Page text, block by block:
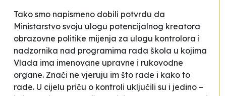
Tako smo napismeno dobili potvrdu da
Ministarstvo svoju ulogu potencijalnog kreatora
obrazovne politike mijenja za ulogu kontrolora i
nadzornika nad programima rada škola u kojima
Vlada ima imenovane upravne i rukovodne
organe. Znači ne vjeruju im što rade i kako to
rade. U cijelu priču o kontroli uključili su i jedino –